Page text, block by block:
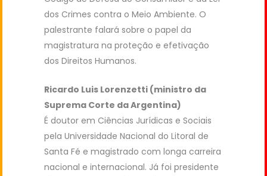
dos Crimes contra o Meio Ambiente. O
palestrante falará sobre o papel da
magistratura na proteção e efetivação
dos Direitos Humanos.
Ricardo Luis Lorenzetti (ministro da
Suprema Corte da Argentina)
É doutor em Ciências Jurídicas e Sociais
pela Universidade Nacional do Litoral de
Santa Fé e magistrado com longa carreira
nacional e internacional. Já foi presidente